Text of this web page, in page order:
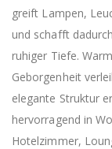
greift Lampen,
und schafft
ruhiger Tiefe.
Geborgenheit
elegante Struktur
hervorragend in
Hotelzimmer,